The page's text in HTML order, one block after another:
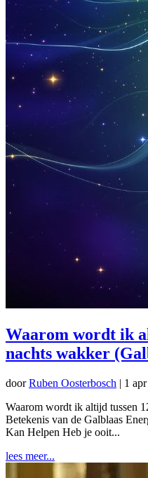
Waarom wordt ik
nachts wakker
doorRuben Oosterbosch | 1
Waarom wordt ik altijd tussen
Betekenis van de Galblaas
Kan Helpen Heb je ooit...
lees meer...